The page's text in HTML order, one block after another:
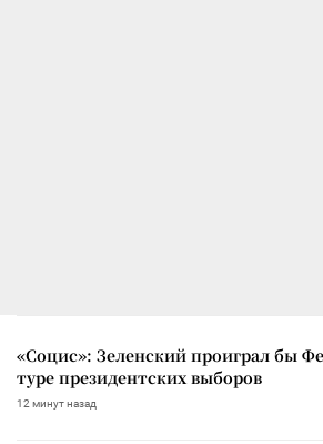
«Социс»: Зеленский проиграл бы
туре президентских выборов
12 минут назад